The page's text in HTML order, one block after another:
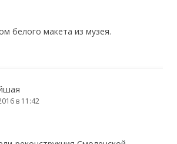
белого макета из музея.
в 11:42